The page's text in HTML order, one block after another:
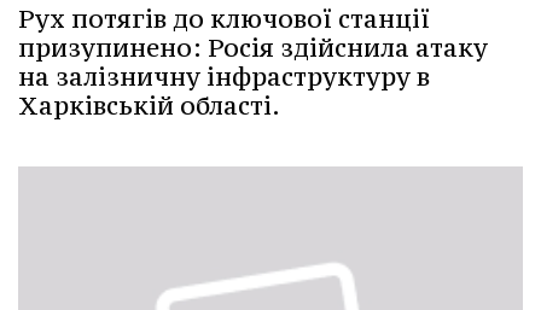
Рух потягів до ключової станції
призупинено: Росія здійснила атаку
на залізничну інфраструктуру в
Харківській області.